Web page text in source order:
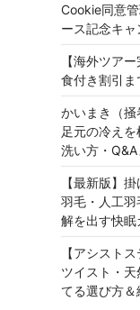
Cookie同意
ース記念キャ
【海外ツア
食付き割引
かいまき（掻
足元の冷え
洗い方・
【最新版】
羽毛・人工
解を出す快眠
【アシスト
ツイスト・天
てる選び方＆